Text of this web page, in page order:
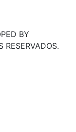
BY
RESERVADOS.